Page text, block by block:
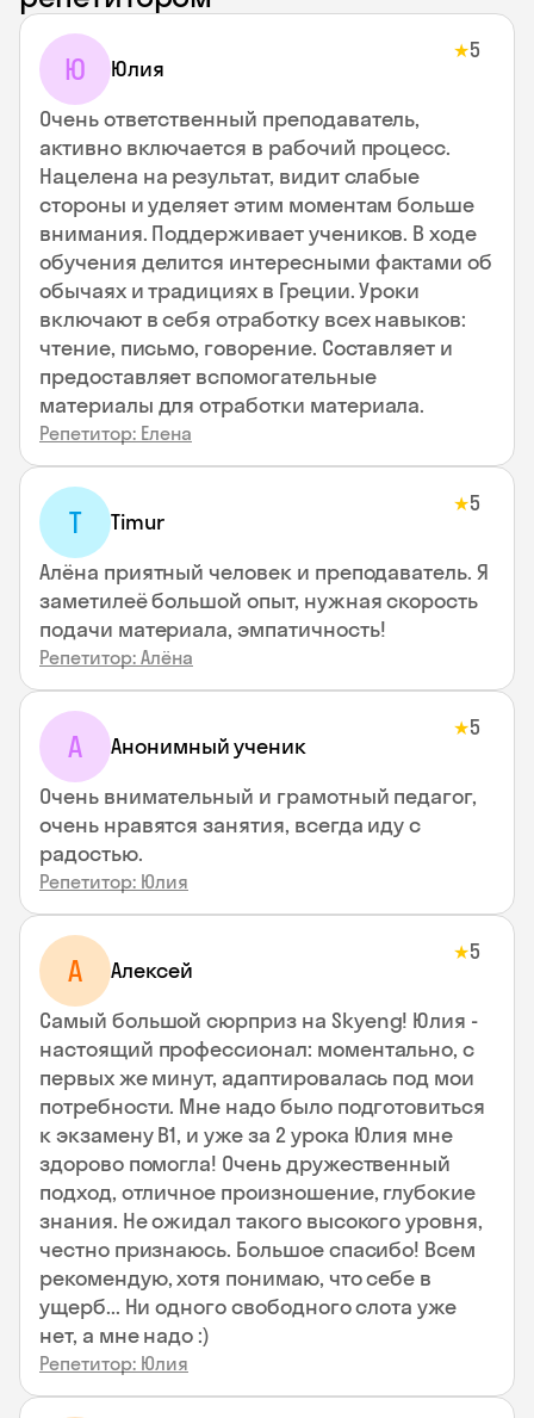
Ю Юлия
★5
Очень ответственный преподаватель,
активно включается в рабочий процесс.
Нацелена на результат, видит слабые
стороны и уделяет этим моментам больше
внимания. Поддерживает учеников. В ходе
обучения делится интересными фактами об
обычаях и традициях в Греции. Уроки
включают в себя отработку всех навыков:
чтение, письмо, говорение. Составляет и
предоставляет вспомогательные
материалы для отработки материала.
Репетитор: Елена
T Timur
★5
Алёна приятный человек и преподаватель. Я
заметилеё большой опыт, нужная скорость
подачи материала, эмпатичность!
Репетитор: Алёна
А Анонимный ученик
★5
Очень внимательный и грамотный педагог,
очень нравятся занятия, всегда иду с
радостью.
Репетитор: Юлия
А Алексей
★5
Самый большой сюрприз на Skyeng! Юлия -
настоящий профессионал: моментально, с
первых же минут, адаптировалась под мои
потребности. Мне надо было подготовиться
к экзамену В1, и уже за 2 урока Юлия мне
здорово помогла! Очень дружественный
подход, отличное произношение, глубокие
знания. Не ожидал такого высокого уровня,
честно признаюсь. Большое спасибо! Всем
рекомендую, хотя понимаю, что себе в
ущерб... Ни одного свободного слота уже
нет, а мне надо :)
Репетитор: Юлия